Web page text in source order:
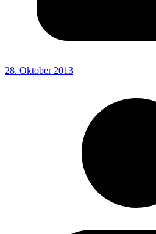
28. Oktober 2013